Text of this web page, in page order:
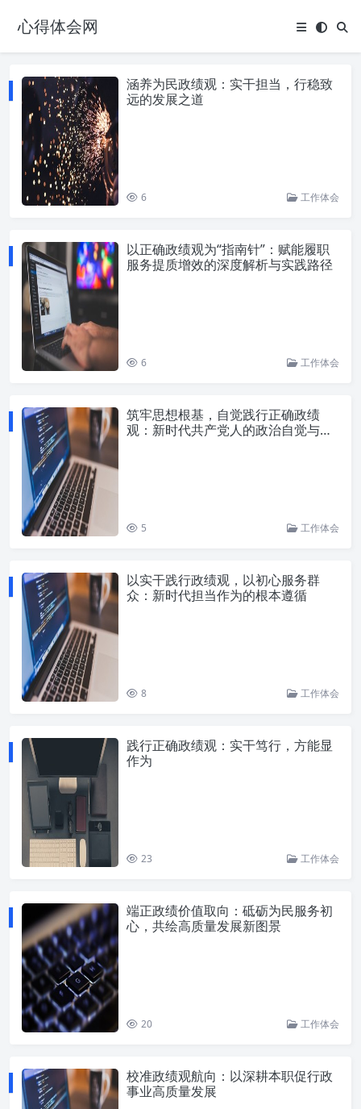
心得体会网
涵养为民政绩观：实干担当，行稳致
远的发展之道
6 工作体会
以正确政绩观为“指南针”：赋能履职
服务提质增效的深度解析与实践路径
6 工作体会
筑牢思想根基，自觉践行正确政绩
观：新时代共产党人的政治自觉与责
5 工作体会
以实干践行政绩观，以初心服务群
众：新时代担当作为的根本遵循
8 工作体会
践行正确政绩观：实干笃行，方能显
作为
23 工作体会
端正政绩价值取向：砥砺为民服务初
心，共绘高质量发展新图景
20 工作体会
校准政绩观航向：以深耕本职促行政
事业高质量发展